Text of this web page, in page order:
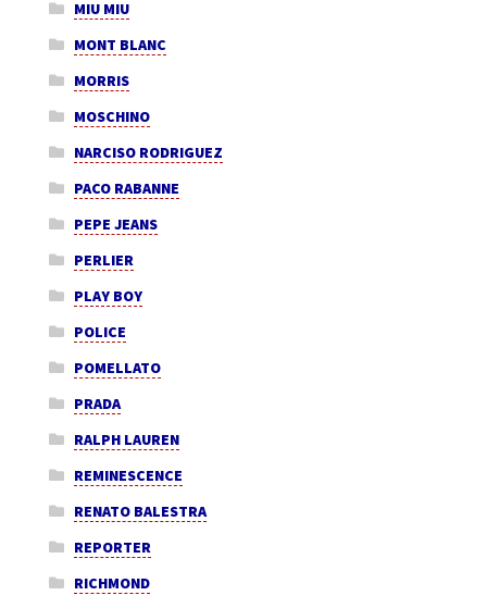
MIU MIU
MONT BLANC
MORRIS
MOSCHINO
NARCISO RODRIGUEZ
PACO RABANNE
PEPE JEANS
PERLIER
PLAY BOY
POLICE
POMELLATO
PRADA
RALPH LAUREN
REMINESCENCE
RENATO BALESTRA
REPORTER
RICHMOND